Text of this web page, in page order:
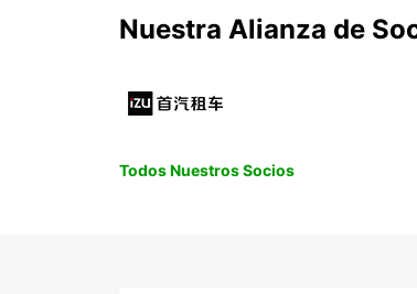
Nuestra Alianza de
Todos Nuestros Socios